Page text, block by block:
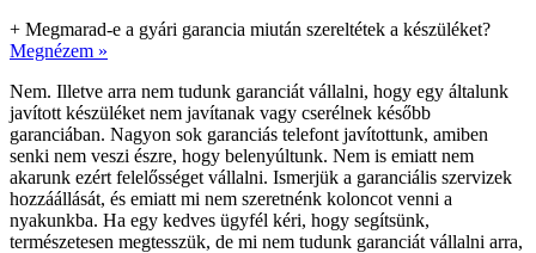
+ Megmarad-e a gyári garancia miután szereltétek a készüléket?
Megnézem »
Nem. Illetve arra nem tudunk garanciát vállalni, hogy egy általunk
javított készüléket nem javítanak vagy cserélnek később
garanciában. Nagyon sok garanciás telefont javítottunk, amiben
senki nem veszi észre, hogy belenyúltunk. Nem is emiatt nem
akarunk ezért felelősséget vállalni. Ismerjük a garanciális szervizek
hozzáállását, és emiatt mi nem szeretnénk koloncot venni a
nyakunkba. Ha egy kedves ügyfél kéri, hogy segítsünk,
természetesen megtesszük, de mi nem tudunk garanciát vállalni arra,